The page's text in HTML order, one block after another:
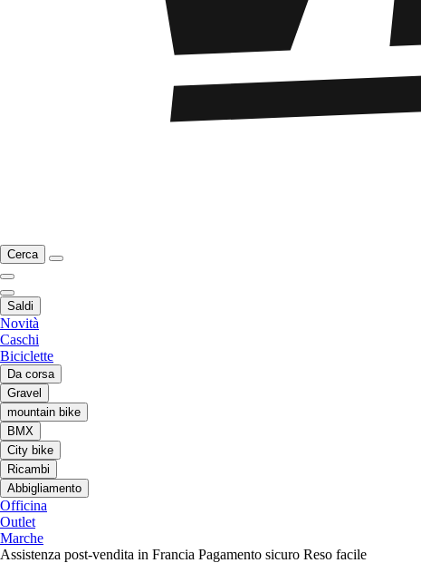
Cerca
Saldi
Novità
Caschi
Biciclette
Da corsa
Gravel
mountain bike
BMX
City bike
Ricambi
Abbigliamento
Officina
Outlet
Marche
Assistenza post-vendita in Francia Pagamento sicuro Reso facile